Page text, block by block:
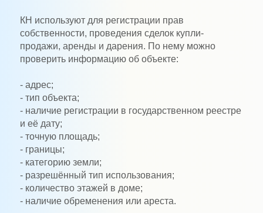
КН используют для регистрации прав
собственности, проведения сделок купли-
продажи, аренды и дарения. По нему можно
проверить информацию об объекте:
- адрес;
- тип объекта;
- наличие регистрации в государственном реестре
и её дату;
- точную площадь;
- границы;
- категорию земли;
- разрешённый тип использования;
- количество этажей в доме;
- наличие обременения или ареста.